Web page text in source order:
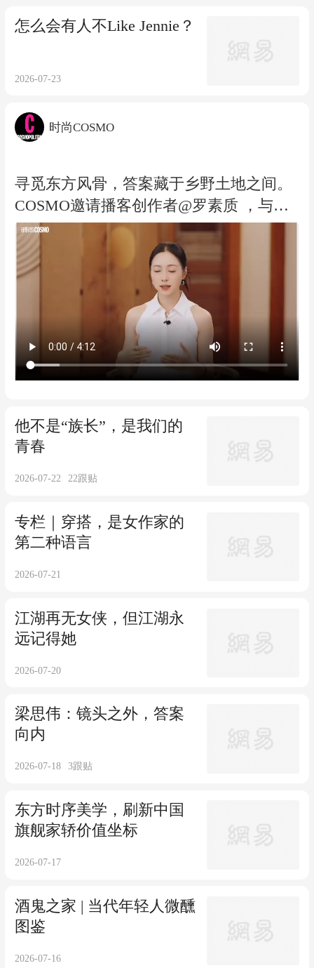
怎么会有人不Like Jennie？
2026-07-23
时尚COSMO
寻觅东方风骨，答案藏于乡野土地之间。
COSMO邀请播客创作者@罗素质 ，与曾
长居云南的演员@我是江一燕 ，在大利侗
寨工作超15年的建筑师周贞徵，共同寻找
那些藏在轻盈日常中的东方美——东方风
骨不仅在我们对远方的想象中，审美的愉
悦更在于不断去接近的过程。
他不是“族长”，是我们的
青春
2026-07-22 22跟贴
专栏｜穿搭，是女作家的
第二种语言
2026-07-21
江湖再无女侠，但江湖永
远记得她
2026-07-20
梁思伟：镜头之外，答案
向内
2026-07-18 3跟贴
东方时序美学，刷新中国
旗舰家轿价值坐标
2026-07-17
酒鬼之家 | 当代年轻人微醺
图鉴
2026-07-16